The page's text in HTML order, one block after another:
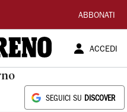
ABBONATI
ACCEDI
SEGUICI SU DISCOVER